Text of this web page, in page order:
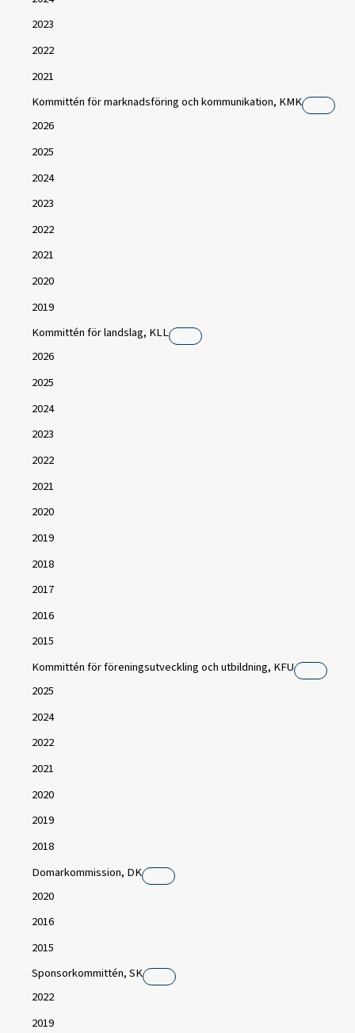
2023
2022
2021
Kommittén för marknadsföring och kommunikation, KMK
2026
2025
2024
2023
2022
2021
2020
2019
Kommittén för landslag, KLL
2026
2025
2024
2023
2022
2021
2020
2019
2018
2017
2016
2015
Kommittén för föreningsutveckling och utbildning, KFU
2025
2024
2022
2021
2020
2019
2018
Domarkommission, DK
2020
2016
2015
Sponsorkommittén, SK
2022
2019